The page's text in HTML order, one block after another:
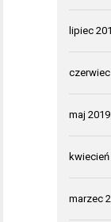
lipiec
maj 2019
marzec